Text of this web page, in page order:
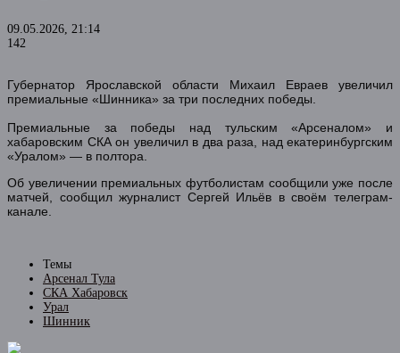
09.05.2026, 21:14
142
Губернатор Ярославской области Михаил Евраев увеличил
премиальные «Шинника» за три последних победы.
Премиальные за победы над тульским «Арсеналом» и
хабаровским СКА он увеличил в два раза, над екатеринбургским
«Уралом» — в полтора.
Об увеличении премиальных футболистам сообщили уже после
матчей, сообщил журналист Сергей Ильёв в своём телеграм-
канале.
Темы
Арсенал Тула
СКА Хабаровск
Урал
Шинник